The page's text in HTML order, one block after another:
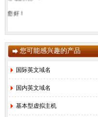
您好！
感谢您一直以来对赛友在线的关注
由于注册局成本上涨，我司将于
日开始对.com后缀域名注册和续费
调整。
.com注册首年以及续费上涨幅度5
详情参考赛友在线域名价格总览。
如果您需要使用，管理以上业务，
早办理，谢谢!
您可能感兴趣的产品
国际英文域名
国内英文域名
基本型虚拟主机